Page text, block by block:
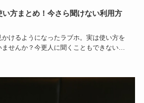
い方まとめ！今さら聞けない利用方
けるようになったラブホ。実は使い方を
せんか？今更人に聞くこともできないラ